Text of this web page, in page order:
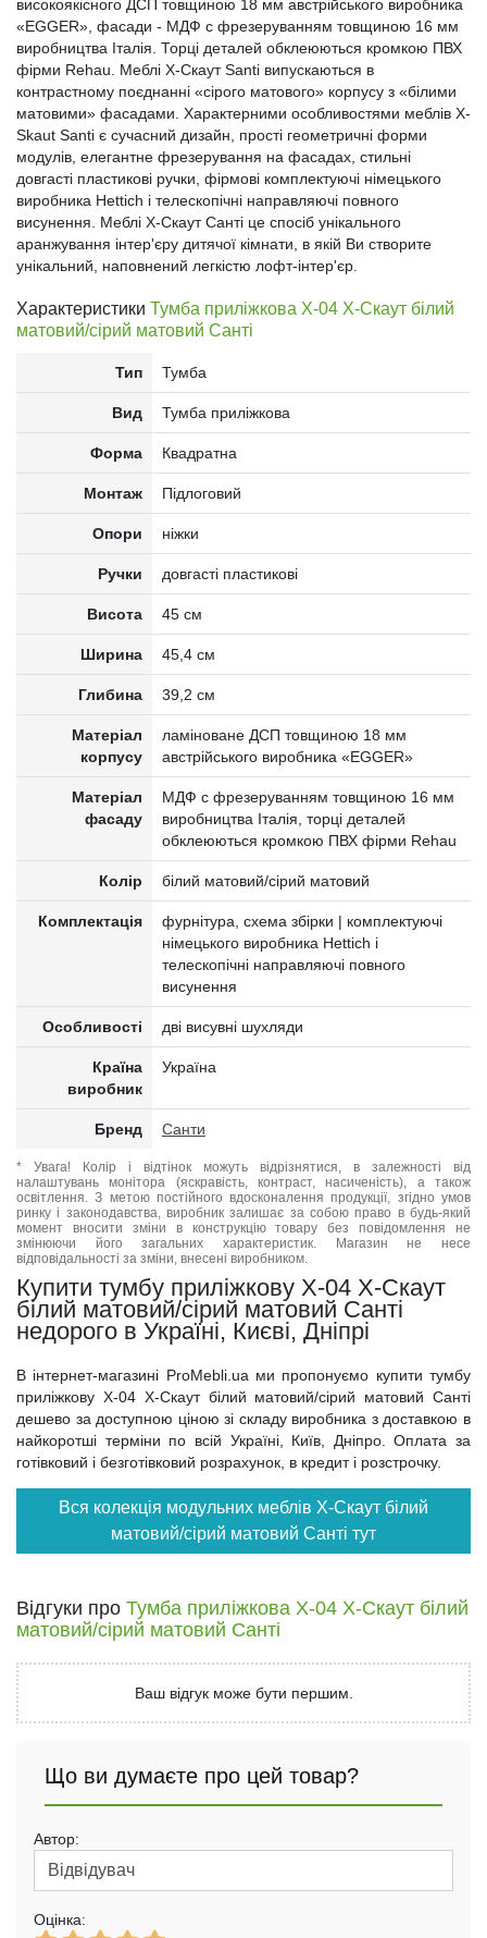
високоякісного ДСП товщиною 18 мм австрійського виробника
«EGGER», фасади - МДФ c фрезеруванням товщиною 16 мм
виробництва Італія. Торці деталей обклеюються кромкою ПВХ
фірми Rehau. Меблі X-Скаут Santi випускаються в
контрастному поєднанні «сірого матового» корпусу з «білими
матовими» фасадами. Характерними особливостями меблів X-
Skaut Santi є сучасний дизайн, прості геометричні форми
модулів, елегантне фрезерування на фасадах, стильні
довгасті пластикові ручки, фірмові комплектуючі німецького
виробника Hettich і телескопічні направляючі повного
висунення. Меблі X-Скаут Санті це спосіб унікального
аранжування інтер'єру дитячої кімнати, в якій Ви створите
унікальний, наповнений легкістю лофт-інтер'єр.
Характеристики Тумба приліжкова Х-04 X-Скаут білий
матовий/сірий матовий Санті
Тип Тумба
Вид Тумба приліжкова
Форма Квадратна
Монтаж Підлоговий
Опори ніжки
Ручки довгасті пластикові
Висота 45 см
Ширина 45,4 см
Глибина 39,2 см
Матеріал
корпусу
ламіноване ДСП товщиною 18 мм
австрійського виробника «EGGER»
Матеріал
фасаду
МДФ c фрезеруванням товщиною 16 мм
виробництва Італія, торці деталей
обклеюються кромкою ПВХ фірми Rehau
Колір білий матовий/сірий матовий
Комплектація
фурнітура, схема збірки | комплектуючі
німецького виробника Hettich і
телескопічні направляючі повного
висунення
Особливості дві висувні шухляди
Країна
виробник
Україна
Бренд Санти
* Увага! Колір і відтінок можуть відрізнятися, в залежності від
налаштувань монітора (яскравість, контраст, насиченість), а також
освітлення. З метою постійного вдосконалення продукції, згідно умов
ринку і законодавства, виробник залишає за собою право в будь-який
момент вносити зміни в конструкцію товару без повідомлення не
змінюючи його загальних характеристик. Магазин не несе
відповідальності за зміни, внесені виробником.
Купити тумбу приліжкову Х-04 X-Скаут
білий матовий/сірий матовий Санті
недорого в Україні, Києві, Дніпрі
В інтернет-магазині ProMebli.ua ми пропонуємо купити тумбу
приліжкову Х-04 X-Скаут білий матовий/сірий матовий Санті
дешево за доступною ціною зі складу виробника з доставкою в
найкоротші терміни по всій Україні, Київ, Дніпро. Оплата за
готівковий і безготівковий розрахунок, в кредит і розстрочку.
Вся колекція модульних меблів X-Скаут білий
матовий/сірий матовий Санті тут
Відгуки про Тумба приліжкова Х-04 X-Скаут білий
матовий/сірий матовий Санті
Ваш відгук може бути першим.
Що ви думаєте про цей товар?
Автор:
Оцінка: